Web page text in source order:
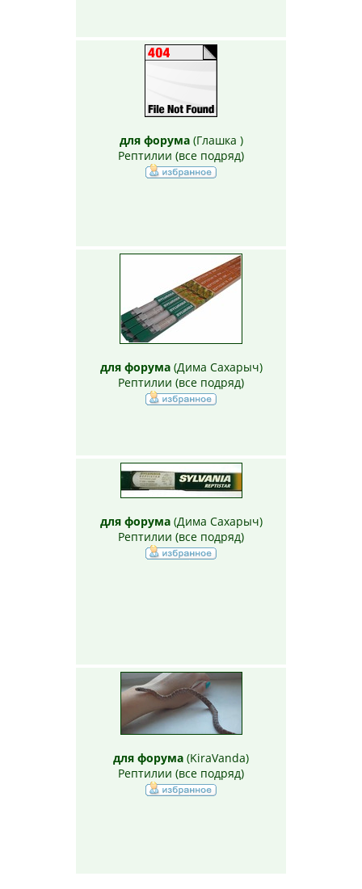
для форума(Глашка )
Рептилии (все подряд)
для форума(Дима Сахарыч)
Рептилии (все подряд)
для форума(Дима Сахарыч)
Рептилии (все подряд)
для форума (KiraVanda)
Рептилии (все подряд)